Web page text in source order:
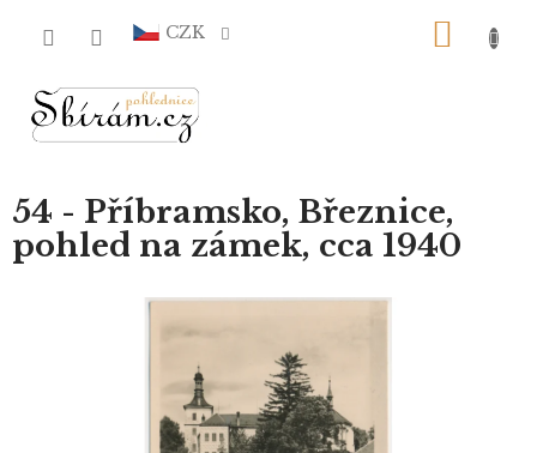
CZK
54 - Příbramsko, Březnice,
pohled na zámek, cca 1940